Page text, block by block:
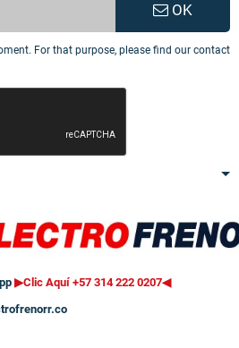
OK
For that purpose, please find our contact
▶Clic Aquí +57 314 222 0207◀